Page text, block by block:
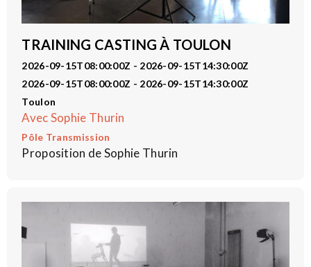
TRAINING CASTING À TOULON
2026-09-15T08:00:00Z - 2026-09-15T14:30:00Z
2026-09-15T08:00:00Z - 2026-09-15T14:30:00Z
Toulon
Avec Sophie Thurin
Pôle Transmission
Proposition de Sophie Thurin